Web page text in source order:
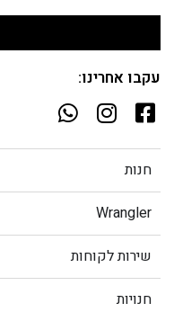
עקבו אחרינו:
חנות
Wrangler
שירות לקוחות
חנויות